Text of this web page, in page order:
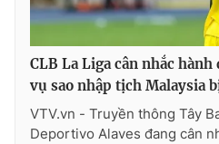
CLB La Liga cân nhắc
vụ sao nhập tịch Malaysia
VTV.vn - Truyền thông Tây
Deportivo Alaves đang cân